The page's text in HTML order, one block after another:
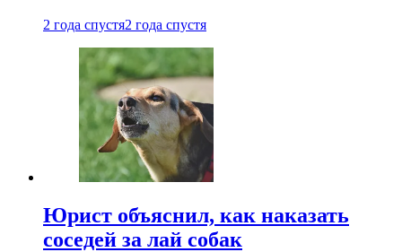
2 года спустя2 года спустя
Юрист объяснил, как наказать
соседей за лай собак